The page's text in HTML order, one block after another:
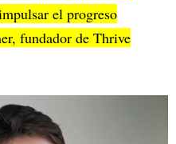
el progreso
fundador de Thrive